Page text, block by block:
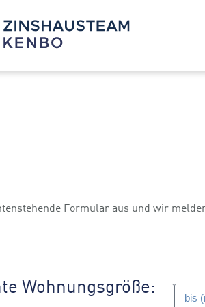
Formular aus und wir
Wohnungsgröße: